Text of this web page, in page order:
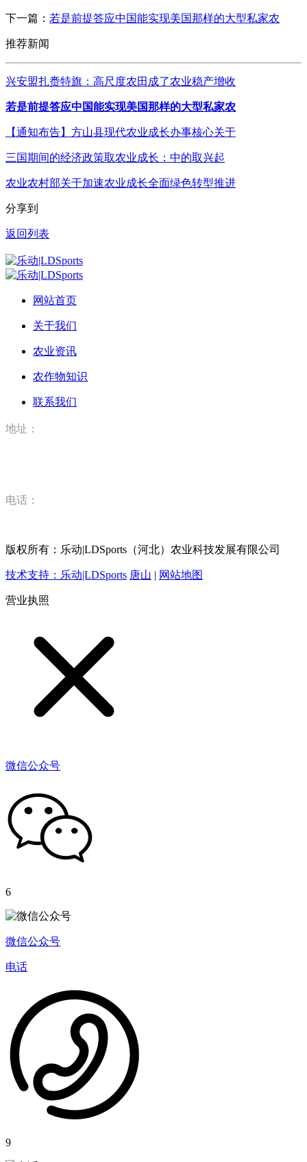
下一篇： 若是前提答应中国能实现美国那样的大型私家农
推荐新闻
兴安盟扎赉特旗：高尺度农田成了农业稳产增收
若是前提答应中国能实现美国那样的大型私家农
【通知布告】方山县现代农业成长办事核心关于
三国期间的经济政策取农业成长：中的取兴起
农业农村部关于加速农业成长全面绿色转型推进
分享到
返回列表
网站首页
关于我们
农业资讯
农作物知识
联系我们
地址：
电话：
版权所有：乐动|LDSports（河北）农业科技发展有限公司
技术支持：乐动|LDSports 唐山 | 网站地图
营业执照
微信公众号
6
微信公众号
电话
9